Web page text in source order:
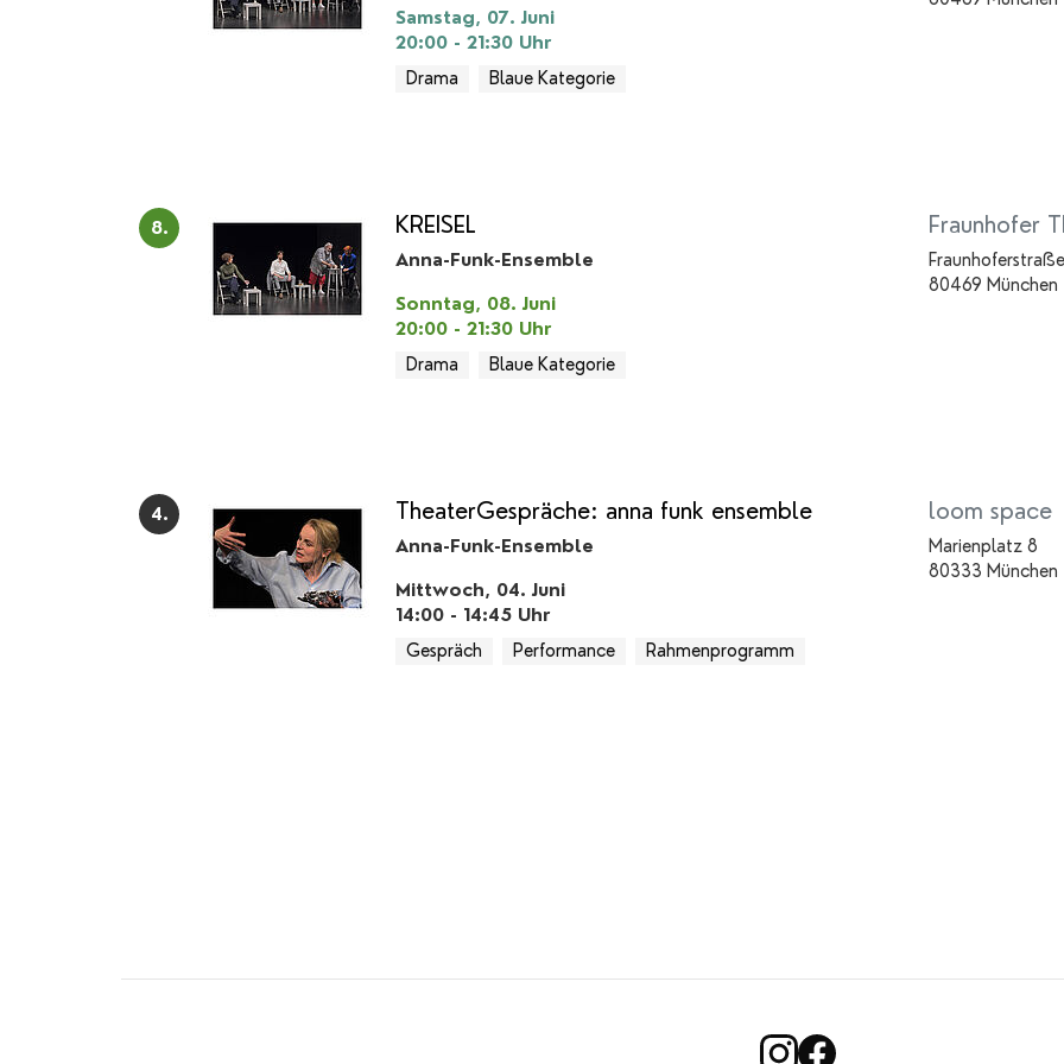
Samstag, 07. Juni
20:00 - 21:30 Uhr
Drama
Blaue Kategorie
8. KREISEL
Anna-Funk-Ensemble
Sonntag, 08. Juni
20:00 - 21:30 Uhr
Drama
Blaue Kategorie
Fraunhofer
80469 München
4. TheaterGespräche: anna funk ensemble
Anna-Funk-Ensemble
Mittwoch, 04. Juni
14:00 - 14:45 Uhr
Gespräch
Performance Rahmenprogramm
loom space
Marienplatz 8
80333 München